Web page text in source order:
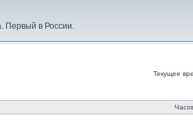
Первый в России.
Текущее